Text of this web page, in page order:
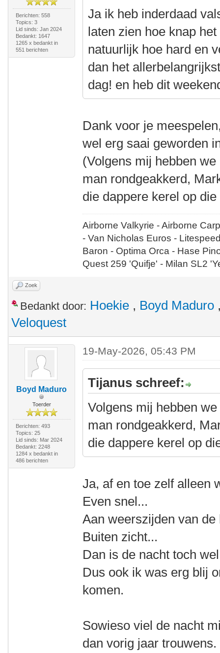
Berichten: 558
Topics: 3
Lid sinds: Jan 2024
Bedankt: 1647
1265 x bedankt in
551 berichten
Ja ik heb inderdaad
laten zien hoe knap
natuurlijk hoe hard en
dan het
dag! en heb dit
Dank voor je
wel erg saai geworden
(Volgens mij hebben
man rondgeakkerd,
die dappere kerel op
Airborne Valkyrie - Airborne
- Van Nicholas Euros -
Baron - Optima Orca - Hase
Quest 259 'Quifje' - Milan SL2
Zoek
Bedankt door: Hoekie , Boyd Maduro
Veloquest
Boyd Maduro
Toerder
Berichten: 493
Topics: 25
Lid sinds: Mar 2024
Bedankt: 2248
1284 x bedankt in
486 berichten
19-May-2026, 05:43 PM
Tijanus schreef:
Volgens mij hebben
man rondgeakkerd,
die dappere kerel op
Ja, af en toe zelf alleen
Even snel...
Aan weerszijden van de
Buiten zicht...
Dan is de nacht toch
Dus ook ik was erg blij
komen.
Sowieso viel de nacht
dan vorig jaar